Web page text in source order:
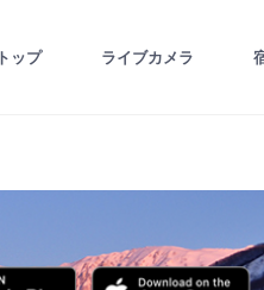
トップ ライブカメラ